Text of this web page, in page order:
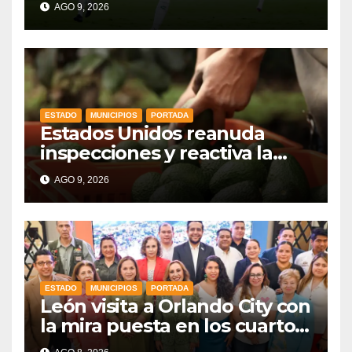
AGO 9, 2026
ESTADO MUNICIPIOS PORTADA
Estados Unidos reanuda
inspecciones y reactiva la
exportación de aguacate
mexicano
AGO 9, 2026
ESTADO MUNICIPIOS PORTADA
León visita a Orlando City con
la mira puesta en los cuartos
de final